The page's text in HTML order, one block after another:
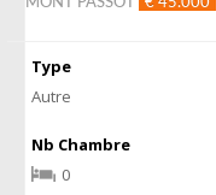
Type
Autre
Nb Chambre
0